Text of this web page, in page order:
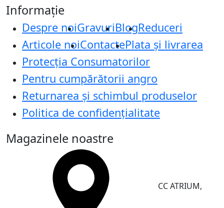
Informație
Despre noiGravuriBlogReduceri
Articole noiContactePlata și livrarea
Protecţia Consumatorilor
Pentru cumpărătorii angro
Returnarea și schimbul produselor
Politica de confidențialitate
Magazinele noastre
CC ATRIUM,